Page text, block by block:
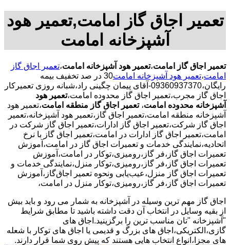
تعمیر اجاق گاز امامت,تعمیر هود
آشپزخانه امامت
تعمیر اجاق گاز امامت،تعمیر هود آشپزخانه امامت،تعمیر اجاق گاز
امامت،تعمیر هود آشپزخانه امامت
30 در صد تخفیف بیمه
رایگان،09360937370-آقای پیمان چگینی راد،شبانه روزی تعمیرکار
اجاق گاز مجرب،تعمیر اجاق گاز محدوده امامت،تعمیر هود
آشپزخانه محدوده امامت، تعمیر اجاق گاز منطقه امامت،تعمیر هود
آشپزخانه منطقه امامت،تعمیر اجاق گاز،تعمیر هود آشپزخانه،تعمیر
اجاق گاز شرکت،تعمیر اجاق گاز ادارات،تعمیر اجاق گاز شرکت در
امامت،تعمیر اجاق گاز ادارات در امامت،تعمیر اجاق گاز با نرخ
اتحادیه،نمایندگی خدمات و تعمیرات اجاق گاز در امامت،آموزش
تعمیرات اجاق گاز،فر گاز،رومیزی،توکار در امامت،آموزش
تعمیرات اجاق گاز،فر گاز،رومیزی،توکار منزل،نمایندگی خدمات و
تعمیرات اجاق گاز منزل،عیب‌یابی ونحوه تعمیر اجاق‌گاز،آموزش
تعمیرات اجاق گاز،فر گاز،رومیزی،توکار منزل در امامت،
اجاق گاز مهم ترین وسیله در آشپزخانه به شمار می رود و باید بیش
از بقیه وسایل در انتخاب آن دقت داشته باشید تا مطابق شرایط
"آشپزخانه "تان مناسب ترین را برگزینید.اجاق های
گازی،الکتریکی،اجاق های بزرگ و قدیمی یا اجاق های توکار با شعله
های مجزا،انواع انتخاب هایی هستند که پیش روی شما قرار دارند.